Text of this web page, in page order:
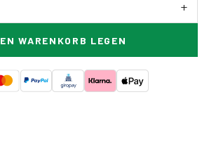
WARENKORB LEGEN